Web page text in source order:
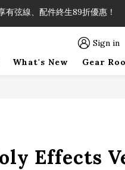
有弦線、配件終生89折優惠！
多折扣！
有弦線、配件終生89折優惠！
Sign in
What's New Gear
Effects